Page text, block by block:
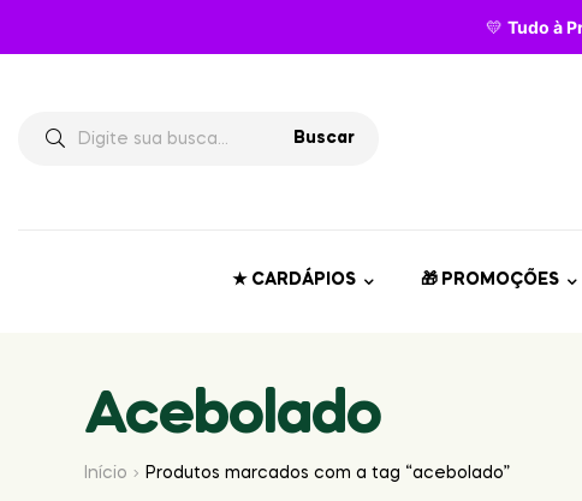
💛 Tudo à
Buscar
★ CARDÁPIOS 🎁 PROMOÇÕES
Acebolado
Início Produtos marcados com a tag “acebolado”